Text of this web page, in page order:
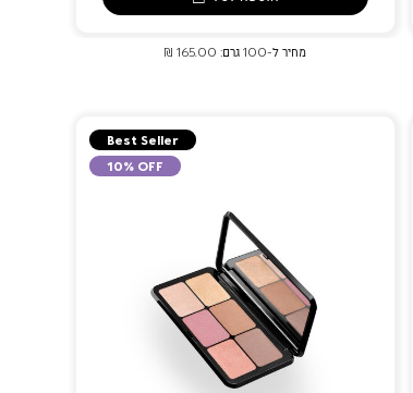
מחיר ל-100 גרם: 165.00 ₪
Best Seller
10% OFF